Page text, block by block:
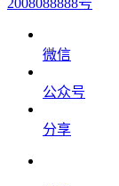
微信
公众号
分享